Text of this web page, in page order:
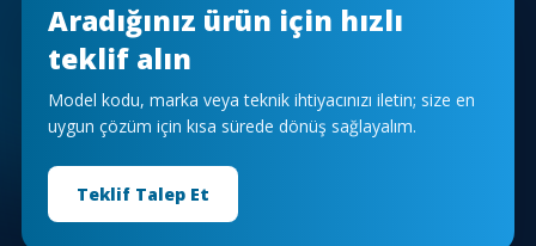
Aradığınız ürün için hızlı
teklif alın
Model kodu, marka veya teknik ihtiyacınızı iletin; size en
uygun çözüm için kısa sürede dönüş sağlayalım.
Teklif Talep Et